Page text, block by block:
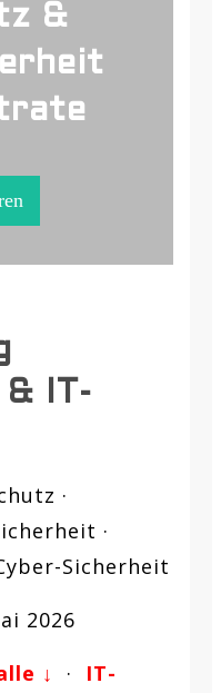
&
IT-
·
·
Sicherheit
2026
↓
· IT-